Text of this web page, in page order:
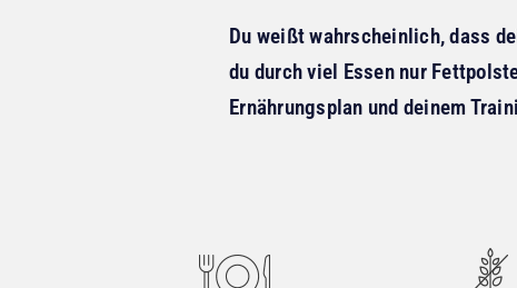
Du weißt wahrscheinlich, dass
du durch viel Essen nur
Ernährungsplan und deinem